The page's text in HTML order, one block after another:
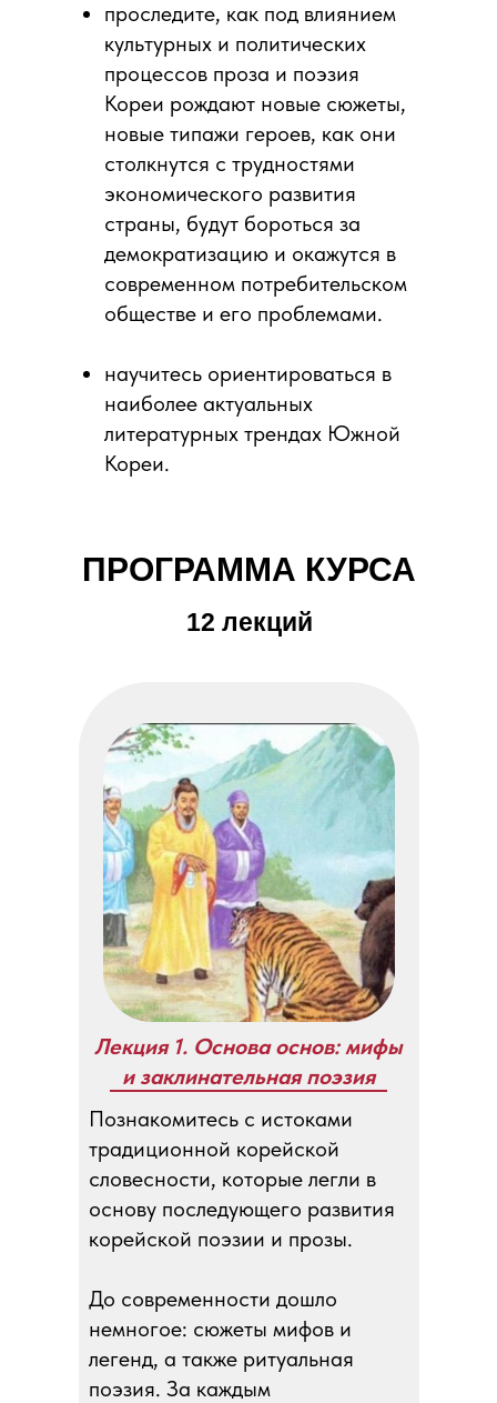
проследите, как под влиянием
культурных и политических
процессов проза и поэзия
Кореи рождают новые сюжеты,
новые типажи героев, как они
столкнутся с трудностями
экономического развития
страны, будут бороться за
демократизацию и окажутся в
современном потребительском
обществе и его проблемами.
научитесь ориентироваться в
наиболее актуальных
литературных трендах Южной
Кореи.
Лекция 1. Основа основ: мифы
и заклинательная поэзия
Познакомитесь с истоками
традиционной корейской
словесности, которые легли в
основу последующего развития
корейской поэзии и прозы.
До современности дошло
немногое: сюжеты мифов и
легенд, а также ритуальная
поэзия. За каждым
12 лекций
ПРОГРАММА КУРСА